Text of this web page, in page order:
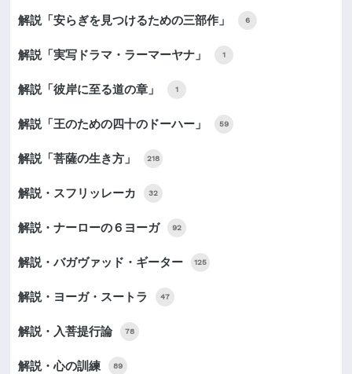
解説「安らぎを見つけるための三部作」 6
解説「実写ドラマ・ラーマーヤナ」 1
解説「彼岸に至る道の章」 1
解説「王のための四十のドーハー」 59
解説「菩薩の生き方」 218
解説・スフリッレーカ 32
解説・ナーローの６ヨーガ 92
解説・バガヴァッド・ギーター 125
解説・ヨーガ・スートラ 47
解説・入菩提行論 78
解説・心の訓練 89